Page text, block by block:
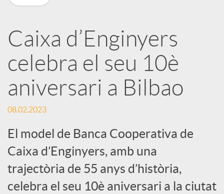
r
x
e
s
S
Caixa d’Enginyers
celebra el seu 10è
aniversari a Bilbao
08.02.2023
El model de Banca Cooperativa de
Caixa d’Enginyers, amb una
trajectòria de 55 anys d’història,
celebra el seu 10è aniversari a la ciutat